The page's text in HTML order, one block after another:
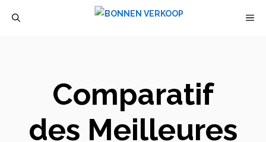
Comparatif
des Meilleures